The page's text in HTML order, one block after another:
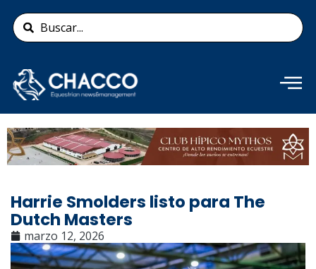
contenido
Search
...
Añade aquí tu texto de
cabecera
Harrie Smolders listo para The
Dutch Masters
marzo 12, 2026